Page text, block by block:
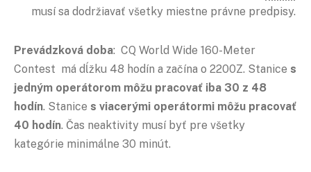
musí sa dodržiavať všetky miestne právne predpisy.
Prevádzková doba: CQ World Wide 160-Meter
Contest má dĺžku 48 hodín a začína o 2200Z. Stanice s
jedným operátorom môžu pracovať iba 30 z 48
hodín. Stanice s viacerými operátormi môžu pracovať
40 hodín. Čas neaktivity musí byť pre všetky
kategórie minimálne 30 minút.